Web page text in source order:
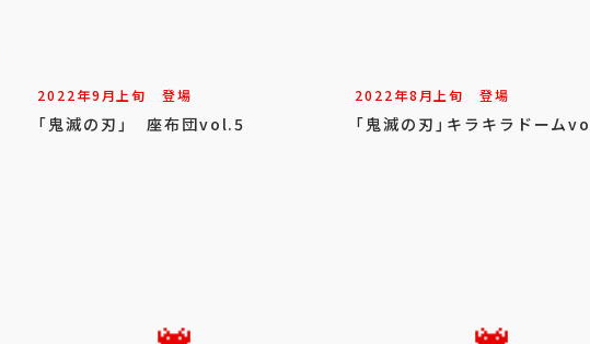
2022年9月上旬 登場
「鬼滅の刃」 座布団vol.5
2022年8月上旬 登場
「鬼滅の刃」キラキラドーム